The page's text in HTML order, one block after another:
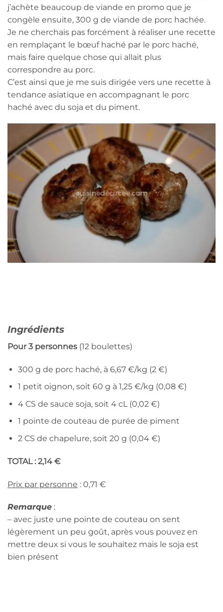
j’achète beaucoup de viande en promo que je
congèle ensuite, 300 g de viande de porc hachée.
Je ne cherchais pas forcément à réaliser une recette
en remplaçant le bœuf haché par le porc haché,
mais faire quelque chose qui allait plus
correspondre au porc.
C’est ainsi que je me suis dirigée vers une recette à
tendance asiatique en accompagnant le porc
haché avec du soja et du piment.
Ingrédients
Pour 3 personnes (12 boulettes)
300 g de porc haché, à 6,67 €/kg (2 €)
1 petit oignon, soit 60 g à 1,25 €/kg (0,08 €)
4 CS de sauce soja, soit 4 cL (0,02 €)
1 pointe de couteau de purée de piment
2 CS de chapelure, soit 20 g (0,04 €)
TOTAL : 2,14 €
Prix par personne : 0,71 €
Remarque :
– avec juste une pointe de couteau on sent
légèrement un peu goût, après vous pouvez en
mettre deux si vous le souhaitez mais le soja est
bien présent